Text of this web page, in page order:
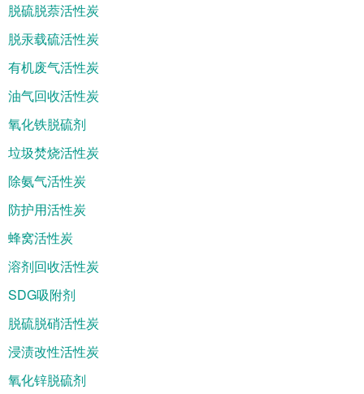
脱硫脱萘活性炭
脱汞载硫活性炭
有机废气活性炭
油气回收活性炭
氧化铁脱硫剂
垃圾焚烧活性炭
除氨气活性炭
防护用活性炭
蜂窝活性炭
溶剂回收活性炭
SDG吸附剂
脱硫脱硝活性炭
浸渍改性活性炭
氧化锌脱硫剂